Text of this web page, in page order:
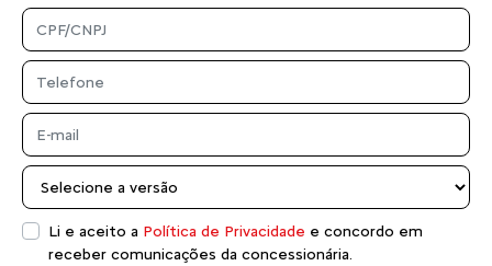
Li e aceito a Política de Privacidade e concordo em
receber comunicações da concessionária.